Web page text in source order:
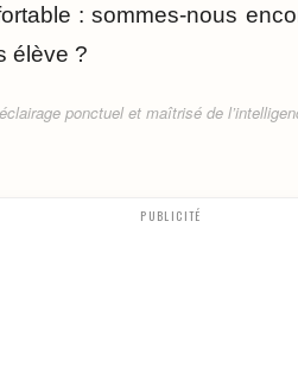
: sommes-nous
élève ?
ponctuel et maîtrisé de
PUBLICITÉ